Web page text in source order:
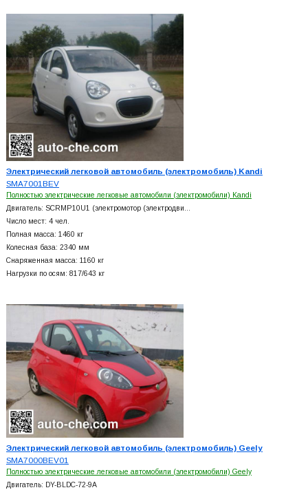
Электрический легковой автомобиль (электромобиль) Kandi
SMA7001BEV
Полностью электрические легковые автомобили (электромобили) Kandi
Двигатель: SCRMP10U1 (электромотор (электродви…
Число мест: 4 чел.
Полная масса: 1460 кг
Колесная база: 2340 мм
Снаряженная масса: 1160 кг
Нагрузки по осям: 817/643 кг
Электрический легковой автомобиль (электромобиль) Geely
SMA7000BEV01
Полностью электрические легковые автомобили (электромобили) Geely
Двигатель: DY-BLDC-72-9A